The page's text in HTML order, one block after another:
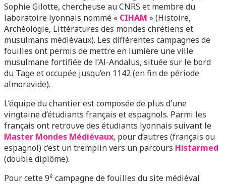
Sophie Gilotte, chercheuse au CNRS et membre du
laboratoire lyonnais nommé « CIHAM » (Histoire,
Archéologie, Littératures des mondes chrétiens et
musulmans médiévaux). Les différentes campagnes de
fouilles ont permis de mettre en lumière une ville
musulmane fortifiée de l’Al-Andalus, située sur le bord
du Tage et occupée jusqu’en 1142 (en fin de période
almoravide).
L’équipe du chantier est composée de plus d’une
vingtaine d’étudiants français et espagnols. Parmi les
français ont retrouve des étudiants lyonnais suivant le
Master Mondes Médiévaux, pour d’autres (français ou
espagnol) c’est un tremplin vers un parcours Histarmed
(double diplôme).
Pour cette 9e campagne de fouilles du site médiéval